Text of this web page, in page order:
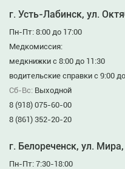
г. Усть-Лабинск, ул.
Пн-Пт: 8:00 до 17:00
Медкомиссия:
медкнижки с 8:00 до 11:30
водительские справки с 9:00
Сб-Вс: Выходной
8 (918) 075-60-00
8 (861) 352-20-20
г. Белореченск, ул.
Пн-Пт: 7:30-18:00